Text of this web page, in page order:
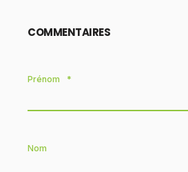
COMMENTAIRES
Prénom *
Nom